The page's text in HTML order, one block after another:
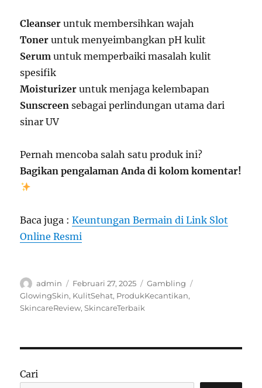
Cleanser untuk membersihkan wajah
Toner untuk menyeimbangkan pH kulit
Serum untuk memperbaiki masalah kulit
spesifik
Moisturizer untuk menjaga kelembapan
Sunscreen sebagai perlindungan utama dari
sinar UV
Pernah mencoba salah satu produk ini?
Bagikan pengalaman Anda di kolom komentar!
Baca juga :Keuntungan Bermain di Link Slot
Online Resmi
Author
admin
Posted
on
Februari 27, 2025 Categories
Gambling
GlowingSkin, KulitSehat, ProdukKecantikan,
SkincareReview,SkincareTerbaik
Cari